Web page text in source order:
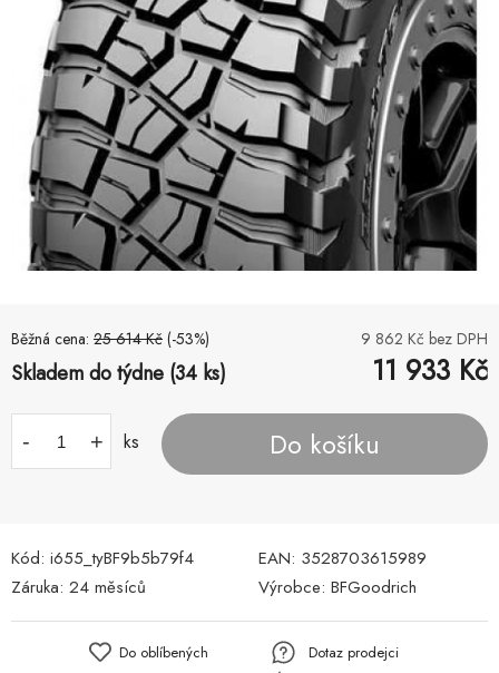
Běžná cena: 25 614 Kč (-53%) 9 862 Kč bez DPH
Skladem do týdne (34 ks) 11 933 Kč
- + ks Do košíku
Kód: i655_tyBF9b5b79f4 EAN: 3528703615989
Záruka: 24 měsíců Výrobce: BFGoodrich
Do oblíbených
Dotaz prodejci